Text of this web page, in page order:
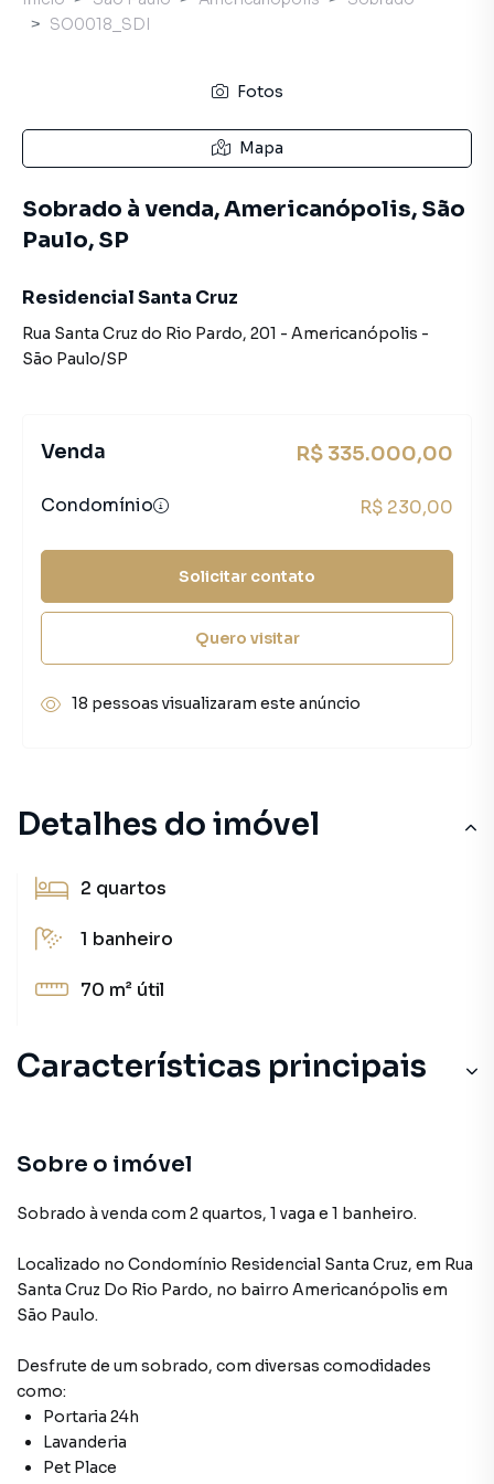
Detalhes do imóvel
2 quartos
1 banheiro
70 m² útil
Características principais
Despensa
Lavanderia
Armário Cozinha
Armário Banheiro
Sobre o imóvel
Sobrado à venda com 2 quartos, 1 vaga e 1 banheiro.
Localizado no Condomínio Residencial Santa Cruz, em Rua
Santa Cruz Do Rio Pardo, no bairro Americanópolis em
São Paulo.
Desfrute de um sobrado, com diversas comodidades
como:
Portaria 24h
Lavanderia
Pet Place
SO0018_SDI
Fotos
Mapa
Sobrado à venda, Americanópolis, São
Paulo, SP
Residencial Santa Cruz
Rua Santa Cruz do Rio Pardo, 201 - Americanópolis -
São Paulo/SP
Venda R$ 335.000,00
Condomínio R$ 230,00
Solicitar contato
Quero visitar
18 pessoas visualizaram este anúncio